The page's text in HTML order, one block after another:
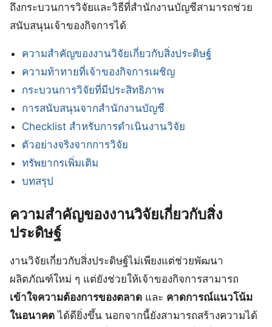
ถึงกระบวนการวิจัยและวิธีที่สำนักงานบัญชีสามารถช่วย
สนับสนุนเจ้าของกิจการได้
ความสำคัญของงานวิจัยเกี่ยวกับสิ่งประดิษฐ์
ความท้าทายที่เจ้าของกิจการเผชิญ
กระบวนการวิจัยที่มีประสิทธิภาพ
การสนับสนุนจากสำนักงานบัญชี
Checklist สำหรับการดำเนินงานวิจัย
ตัวอย่างจริงจากการวิจัย
ทรัพยากรเพิ่มเติม
บทสรุป
ความสำคัญของงานวิจัยเกี่ยวกับสิ่ง
ประดิษฐ์
งานวิจัยเกี่ยวกับสิ่งประดิษฐ์ไม่เพียงแต่ช่วยพัฒนา
ผลิตภัณฑ์ใหม่ ๆ แต่ยังช่วยให้เจ้าของกิจการสามารถ
เข้าใจความต้องการของตลาด และ คาดการณ์แนวโน้ม
ในอนาคต ได้ดียิ่งขึ้น นอกจากนี้ยังสามารถสร้างความได้